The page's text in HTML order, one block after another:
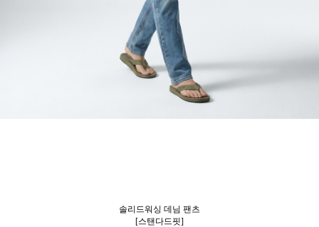
솔리드워싱 데님 팬츠
[스탠다드핏]